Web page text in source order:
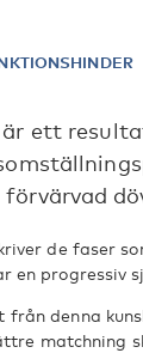
är ett
förvärvad
de faser
en progressiv
från denna
matchning